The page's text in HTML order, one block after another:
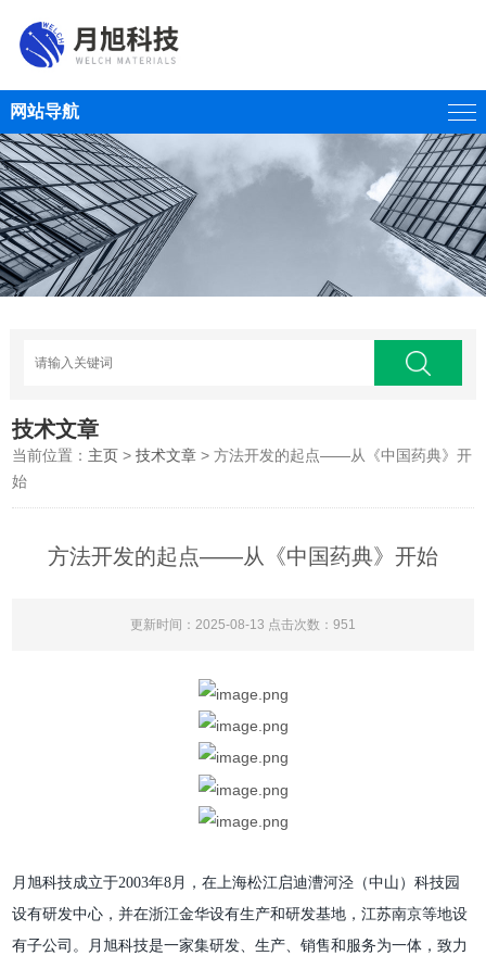
网站导航
技术文章
当前位置： 主页 >技术文章 > 方法开发的起点——从《中国药典》开
始
方法开发的起点——从《中国药典》开始
更新时间：2025-08-13 点击次数：951
月旭科技成立于2003年8月，在上海松江启迪漕河泾（中山）科技园
设有研发中心，并在浙江金华设有生产和研发基地，江苏南京等地设
有子公司。月旭科技是一家集研发、生产、销售和服务为一体，致力